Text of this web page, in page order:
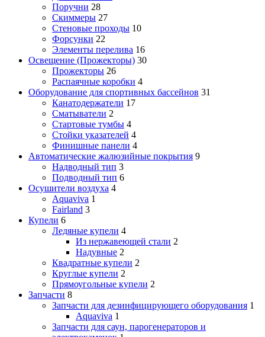
Поручни 28
Скиммеры 27
Стеновые проходы 10
Форсунки 22
Элементы перелива 16
Освещение (Прожекторы) 30
Прожекторы 26
Распаячные коробки 4
Оборудование для спортивных бассейнов 31
Канатодержатели 17
Сматыватели 2
Стартовые тумбы 4
Стойки указателей 4
Финишные панели 4
Автоматические жалюзийные покрытия 9
Надводный тип 3
Подводный тип 6
Осушители воздуха 4
Aquaviva 1
Fairland 3
Купели 6
Ледяные купели 4
Из нержавеющей стали 2
Надувные 2
Квадратные купели 2
Круглые купели 2
Прямоугольные купели 2
Запчасти 8
Запчасти для дезинфицирующего оборудования 1
Aquaviva 1
Запчасти для саун, парогенераторов и